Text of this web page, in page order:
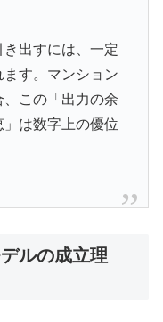
き出すには、一定
す。マンション
この「出力の余
は数字上の優位
ルの成立理